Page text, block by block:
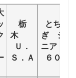
栃
木
Ｕ．
Ｓ．Ａ
とち
ぎ シ
ニア
６０